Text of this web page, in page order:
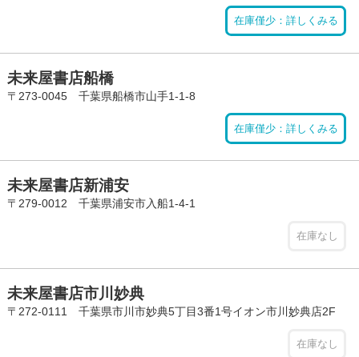
在庫僅少：詳しくみる
未来屋書店船橋
〒273-0045 千葉県船橋市山手1-1-8
在庫僅少：詳しくみる
未来屋書店新浦安
〒279-0012 千葉県浦安市入船1-4-1
在庫なし
未来屋書店市川妙典
〒272-0111 千葉県市川市妙典5丁目3番1号イオン市川妙典店2F
在庫なし